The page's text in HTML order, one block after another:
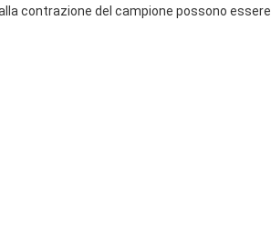
contrazione del campione possono essere